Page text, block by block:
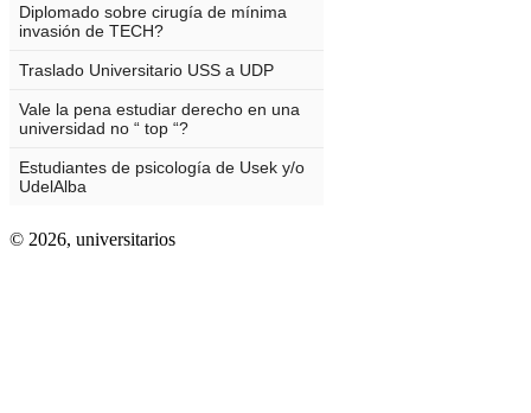
© 2026, universitarios